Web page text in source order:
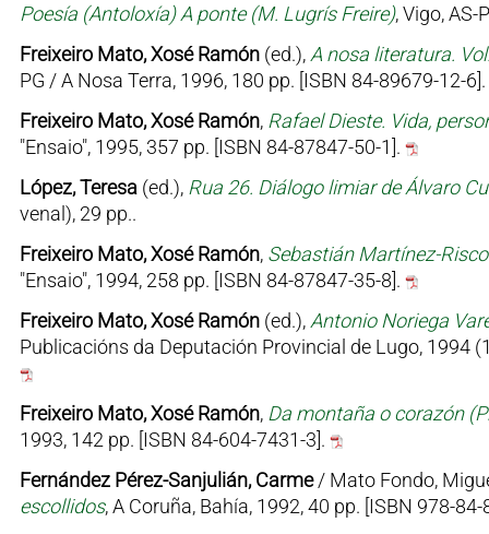
Poesía (Antoloxía) A ponte (M. Lugrís Freire), Vigo, AS-
Freixeiro Mato, Xosé Ramón(ed.), A nosa literatura.
PG / A Nosa Terra, 1996, 180 pp. [ISBN 84-89679-12-6].
Freixeiro Mato, Xosé Ramón, Rafael Dieste. Vida,
"Ensaio", 1995, 357 pp. [ISBN 84-87847-50-1].
López, Teresa (ed.), Rua 26. Diálogo limiar de Álvaro
venal), 29 pp..
Freixeiro Mato, Xosé Ramón, Sebastián Martínez-
"Ensaio", 1994, 258 pp. [ISBN 84-87847-35-8].
Freixeiro Mato, Xosé Ramón(ed.), Antonio Noriega
Publicacións da Deputación Provincial de Lugo, 1994
Freixeiro Mato, Xosé Ramón, Da montaña o corazón
1993, 142 pp. [ISBN 84-604-7431-3].
Fernández Pérez-Sanjulián, Carme/ Mato Fondo,
escollidos, A Coruña, Bahía, 1992, 40 pp. [ISBN 978-